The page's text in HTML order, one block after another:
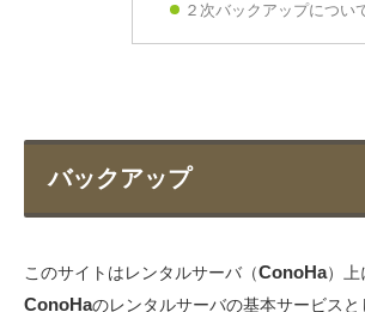
２次バックアップについ
バックアップ
このサイトはレンタルサーバ（ConoHa）上
ConoHaのレンタルサーバの基本サービス